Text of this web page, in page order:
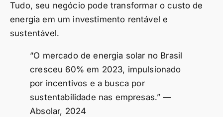
Tudo, seu negócio pode transformar o custo de
energia em um investimento rentável e
sustentável.
“O mercado de energia solar no Brasil
cresceu 60% em 2023, impulsionado
por incentivos e a busca por
sustentabilidade nas empresas.” —
Absolar, 2024